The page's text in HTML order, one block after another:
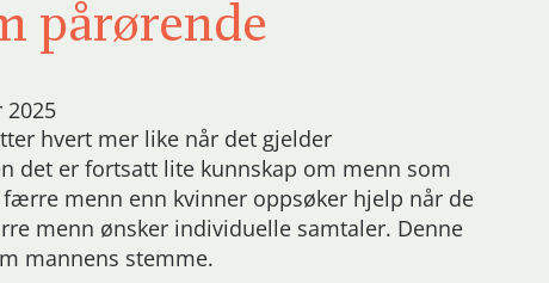
pårørende
2025
hvert mer like når det gjelder
det er fortsatt lite kunnskap om menn som
menn enn kvinner oppsøker hjelp når de
menn ønsker individuelle samtaler. Denne
mannens stemme.